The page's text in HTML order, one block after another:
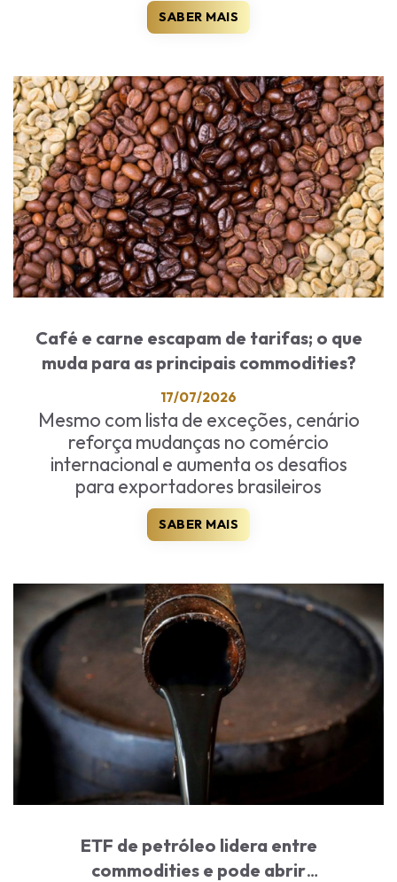
SABER MAIS
Café e carne escapam de tarifas; o que
muda para as principais commodities?
17/07/2026
Mesmo com lista de exceções, cenário
reforça mudanças no comércio
internacional e aumenta os desafios
para exportadores brasileiros
SABER MAIS
ETF de petróleo lidera entre
commodities e pode abrir